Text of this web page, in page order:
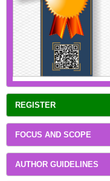
REGISTER
FOCUS AND SCOPE
AUTHOR GUIDELINES